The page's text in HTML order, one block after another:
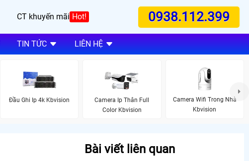
CT khuyến mãi Hot! 0938.112.399
TIN TỨC LIÊN HỆ
Đầu Ghi Ip 4k Kbvision
Camera Ip Thân Full
Color Kbvision
Camera Wifi Trong Nhà
Kbvision
Bài viết liên quan